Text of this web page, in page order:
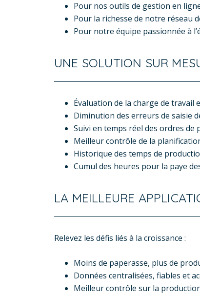
Pour nos outils de gestion en
Pour la richesse de notre réseau
Pour notre équipe passionnée à
UNE SOLUTION SUR
Évaluation de la charge de travail
Diminution des erreurs de saisie
Suivi en temps réel des ordres de
Meilleur contrôle de la
Historique des temps de
Cumul des heures pour la paye
LA MEILLEURE
Relevez les défis liés à la croissance :
Moins de paperasse, plus de
Données centralisées, fiables et
Meilleur contrôle sur la